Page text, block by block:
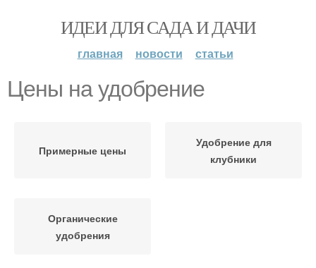
ИДЕИ ДЛЯ САДА И ДАЧИ
главная новости статьи
Цены на удобрение
Примерные цены
Удобрение для
клубники
Органические
удобрения